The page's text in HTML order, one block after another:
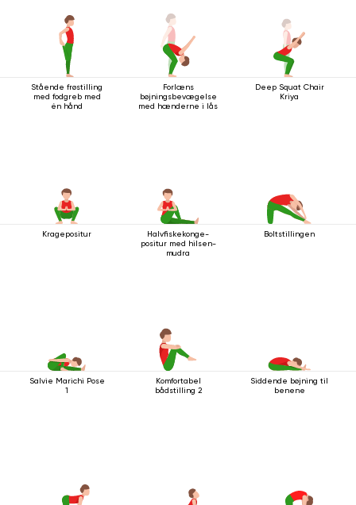
Stående frøstilling
med fodgreb med
én hånd
Forlæns
bøjningsbevægelse
med hænderne i lås
Deep Squat Chair
Kriya
Kragepositur
Halvfiskekonge-
positur med hilsen-
mudra
Boltstillingen
Salvie Marichi Pose
1
Komfortabel
bådstilling 2
Siddende bøjning til
benene